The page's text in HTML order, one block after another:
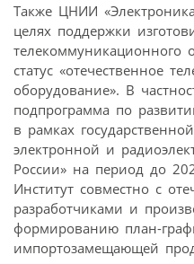
Также ЦНИИ
целях поддержки
телекоммуникационного
статус «отечественное
оборудование». В
подпрограмма по
в рамках
электронной и
России» на период до
Институт совместно с
разработчиками и
формированию план-
импортозамещающей